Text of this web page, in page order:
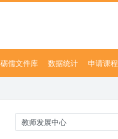
砺儒文件库 数据统计 申请课程
课程类别